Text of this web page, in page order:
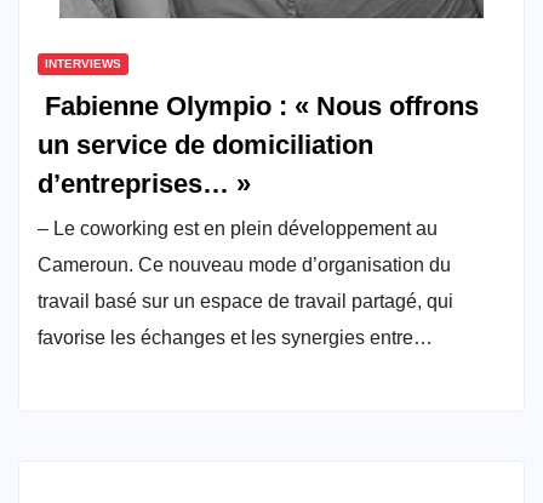
INTERVIEWS
Fabienne Olympio : « Nous offrons
un service de domiciliation
d’entreprises… »
– Le coworking est en plein développement au
Cameroun. Ce nouveau mode d’organisation du
travail basé sur un espace de travail partagé, qui
favorise les échanges et les synergies entre…